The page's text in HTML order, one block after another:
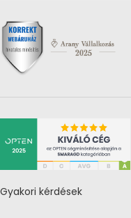
Gyakori kérdések